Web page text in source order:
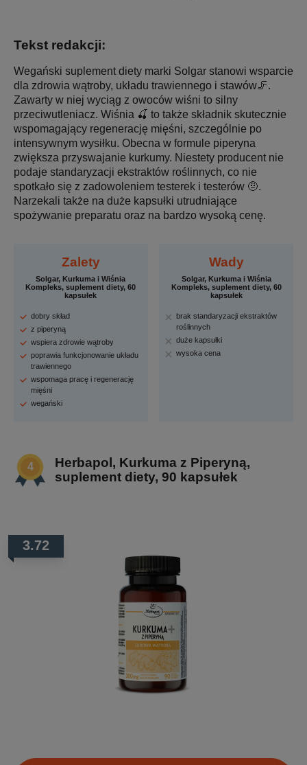
Tekst redakcji:
Wegański suplement diety marki Solgar stanowi wsparcie
dla zdrowia wątroby, układu trawiennego i stawów🦵.
Zawarty w niej wyciąg z owoców wiśni to silny
przeciwutleniacz. Wiśnia 🍒 to także składnik skutecznie
wspomagający regenerację mięśni, szczególnie po
intensywnym wysiłku. Obecna w formule piperyna
zwiększa przyswajanie kurkumy. Niestety producent nie
podaje standaryzacji ekstraktów roślinnych, co nie
spotkało się z zadowoleniem testerek i testerów 🤨.
Narzekali także na duże kapsułki utrudniające
spożywanie preparatu oraz na bardzo wysoką cenę.
Zalety
Solgar, Kurkuma i Wiśnia
Kompleks, suplement diety, 60
kapsułek
dobry skład
z piperyną
wspiera zdrowie wątroby
poprawia funkcjonowanie układu
trawiennego
wspomaga pracę i regenerację
mięśni
wegański
Wady
Solgar, Kurkuma i Wiśnia
Kompleks, suplement diety, 60
kapsułek
brak standaryzacji ekstraktów
roślinnych
duże kapsułki
wysoka cena
Herbapol, Kurkuma z Piperyną,
suplement diety, 90 kapsułek
3.72